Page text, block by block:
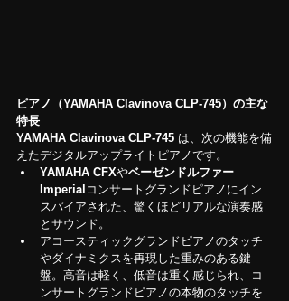
ピアノ（YAMAHA Clavinova CLP-745）の主な
特長
YAMAHA Clavinova CLP-745 は、次の機能を備
えたデジタルアップライトピアノです。
YAMAHA CFXやベーゼンドルファー
Imperial コンサートグランドピアノにイン
スパイアされた、驚くほどリアルな演奏感
とサウンド。
アコースティックグランドピアノのタッチ
やダイナミクスを再現した重みのある鍵
盤。高音は軽く、低音は重く感じられ、コ
ンサートグランドピアノの本物のタッチを